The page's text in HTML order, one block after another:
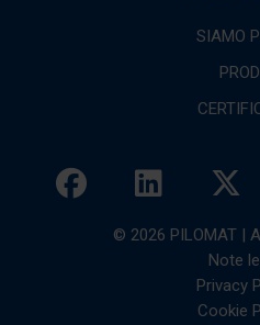
SIAMO
© 2026 PILOMAT |
Note
Privacy
Cookie